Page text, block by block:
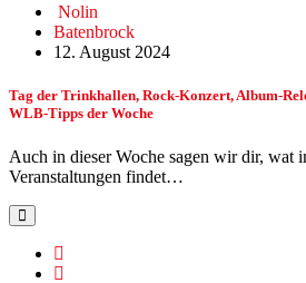
Nolin
Batenbrock
12. August 2024
Tag der Trinkhallen, Rock-Konzert, Album-
WLB-Tipps der Woche
Auch in dieser Woche sagen wir dir, wat
Veranstaltungen findet…